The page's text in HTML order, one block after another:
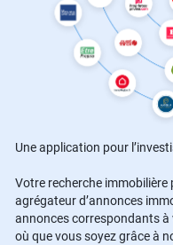
Une application pour
Votre recherche
agrégateur d’annonces
annonces correspondants
où que vous soyez grâce à